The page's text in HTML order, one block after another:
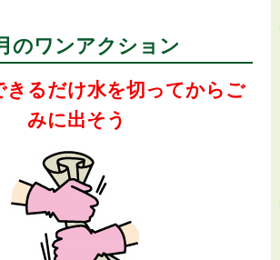
のワンアクション
きるだけ水を切ってからご
みに出そう